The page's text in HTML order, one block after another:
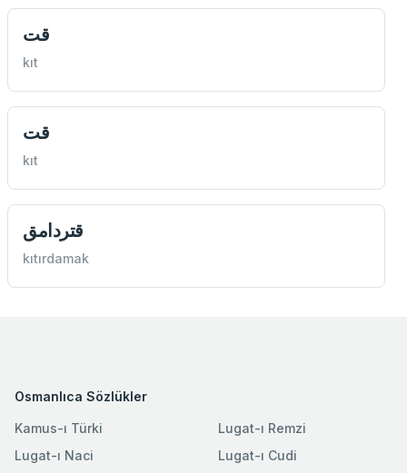
قت
kıt
قت
kıt
قتردامق
kıtırdamak
Osmanlıca Sözlükler
Kamus-ı Türki
Lugat-ı Naci
Lugat-ı Remzi
Lugat-ı Cudi